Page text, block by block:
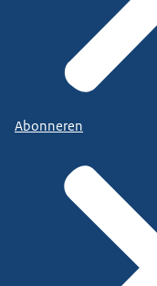
Abonneren